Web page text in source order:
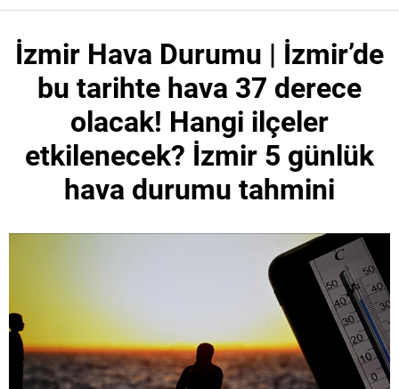
İzmir Hava Durumu | İzmir’de
bu tarihte hava 37 derece
olacak! Hangi ilçeler
etkilenecek? İzmir 5 günlük
hava durumu tahmini